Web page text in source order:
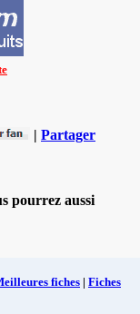
| Partager
pourrez aussi
fiches | Fiches